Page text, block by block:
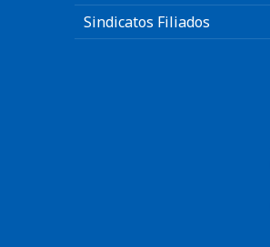
Sindicatos Filiados